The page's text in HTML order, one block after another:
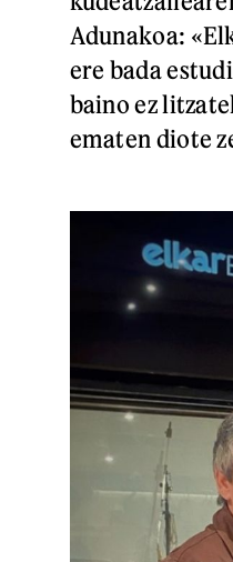
Adunakoa:
ere bada
baino ez
ematen diote